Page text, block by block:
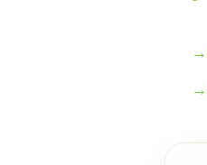
→
→